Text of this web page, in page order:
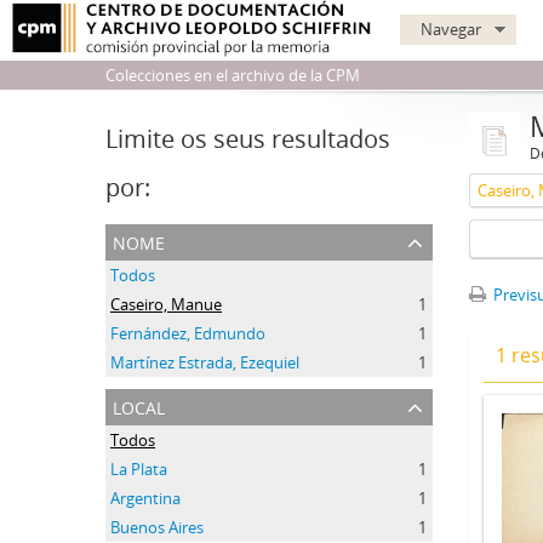
Navegar
Colecciones en el archivo de la CPM
Limite os seus resultados
por:
nome
Todos
Caseiro, Manue
1
Fernández, Edmundo
1
Martínez Estrada, Ezequiel
1
local
Todos
La Plata
1
Argentina
1
Buenos Aires
1
Caseiro,
1